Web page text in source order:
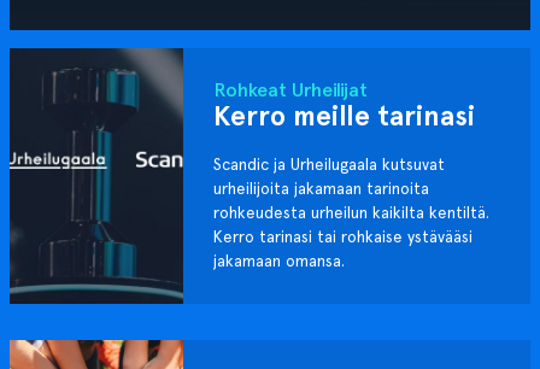
Rohkeat Urheilijat
Kerro meille tarinasi
Scandic ja Urheilugaala kutsuvat
urheilijoita jakamaan tarinoita
rohkeudesta urheilun kaikilta kentiltä.
Kerro tarinasi tai rohkaise ystävääsi
jakamaan omansa.